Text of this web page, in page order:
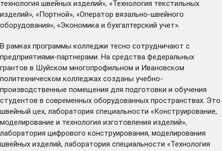
технология швейных изделий», «Технология текстильных
изделий», «Портной», «Оператор вязально-швейного
оборудования», «Экономика и бухгалтерский учет».
В рамках программы колледжи тесно сотрудничают с
предприятиями-партнерами. На средства федеральных
грантов в Шуйском многопрофильном и Ивановском
политехническом колледжах созданы учебно-
производственные помещения для подготовки и обучения
студентов в современных оборудованных пространствах. Это
швейный цех, лаборатория специальности «Конструирование,
моделирование и технология изготовления изделий»,
лаборатория цифрового конструирования, моделирования
швейных изделий, лаборатория специальности «Технология